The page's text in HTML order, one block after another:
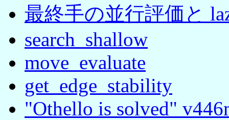
最終手の並行評価と
search_shallow
move_evaluate
get_edge_stability
"Othello is solved"